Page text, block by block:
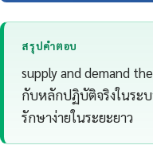
สรุปคำตอบ
supply and demand
กับหลักปฏิบัติจริงในระ
รักษาง่ายในระยะยาว